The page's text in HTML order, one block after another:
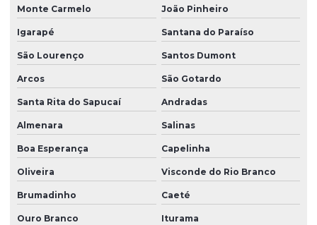
Monte Carmelo João Pinheiro
Igarapé Santana do Paraíso
São Lourenço Santos Dumont
Arcos São Gotardo
Santa Rita do Sapucaí Andradas
Almenara Salinas
Boa Esperança Capelinha
Oliveira Visconde do Rio Branco
Brumadinho Caeté
Ouro Branco Iturama